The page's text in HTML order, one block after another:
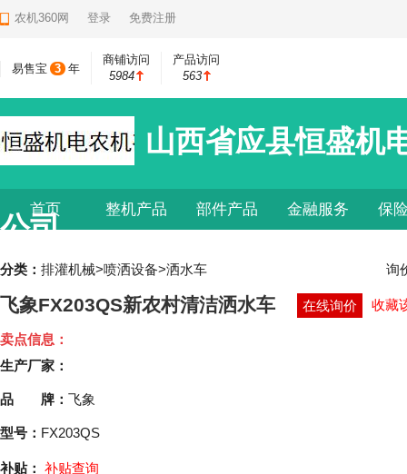
农机360网 登录 免费注册
易售宝 3 年
商铺访问
5984
产品访问
563
山西省应县恒盛机
公司
首页 整机产品 部件产品 金融服务 保
询
分类： 排灌机械>喷洒设备>洒水车
飞象FX203QS新农村清洁洒水车 在线询价 收藏
卖点信息：
生产厂家：
品 牌： 飞象
型号： FX203QS
补贴： 补贴查询